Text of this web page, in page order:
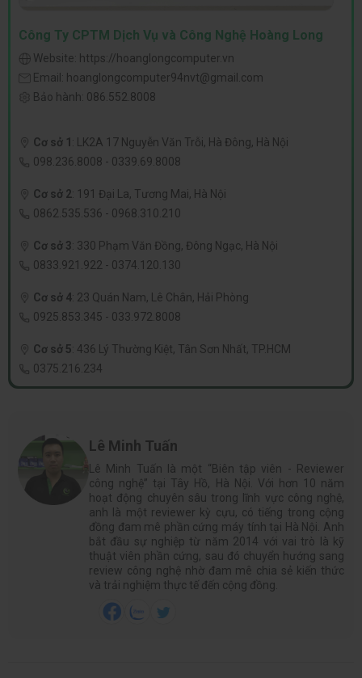
Công Ty CPTM Dịch Vụ và Công Nghệ Hoàng Long
Website: https://hoanglongcomputer.vn
Email: hoanglongcomputer94nvt@gmail.com
Bảo hành: 086.552.8008
Cơ sở 1 : LK2A 17 Nguyễn Văn Trỗi, Hà Đông, Hà Nội
098.236.8008 - 0339.69.8008
Cơ sở 2: 191 Đại La, Tương Mai, Hà Nội
0862.535.536 - 0968.310.210
Cơ sở 3: 330 Phạm Văn Đồng, Đông Ngạc, Hà Nội
0833.921.922 - 0374.120.130
Cơ sở 4: 23 Quán Nam, Lê Chân, Hải Phòng
0925.853.345 - 033.972.8008
Cơ sở 5: 436 Lý Thường Kiệt, Tân Sơn Nhất, TP.HCM
0375.216.234
Lê Minh Tuấn
Lê Minh Tuấn là một “Biên tập viên - Reviewer
công nghệ” tại Tây Hồ, Hà Nội. Với hơn 10 năm
hoạt động chuyên sâu trong lĩnh vực công nghệ,
anh là một reviewer kỳ cựu, có tiếng trong cộng
đồng đam mê phần cứng máy tính tại Hà Nội. Anh
bắt đầu sự nghiệp từ năm 2014 với vai trò là kỹ
thuật viên phần cứng, sau đó chuyển hướng sang
review công nghệ nhờ đam mê chia sẻ kiến thức
và trải nghiệm thực tế đến cộng đồng.